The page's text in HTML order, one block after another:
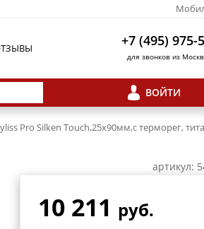
+7 (495) 975-
для звонков из
ВОЙТИ
Pro Silken Touch,25х90мм,с терморег,
артикул:
10 211 руб.